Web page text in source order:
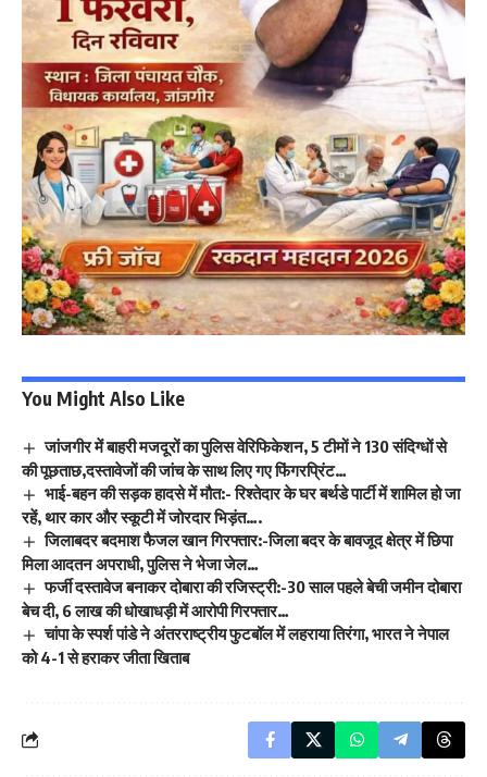
You Might Also Like
जांजगीर में बाहरी मजदूरों का पुलिस वेरिफिकेशन, 5 टीमों ने 130 संदिग्धों से
की पूछताछ,दस्तावेजों की जांच के साथ लिए गए फिंगरप्रिंट…
भाई-बहन की सड़क हादसे में मौत:- रिश्तेदार के घर बर्थडे पार्टी में शामिल हो जा
रहें, थार कार और स्कूटी में जोरदार भिड़ंत….
जिलाबदर बदमाश फैजल खान गिरफ्तार:-जिला बदर के बावजूद क्षेत्र में छिपा
मिला आदतन अपराधी, पुलिस ने भेजा जेल…
फर्जी दस्तावेज बनाकर दोबारा की रजिस्ट्री:-30 साल पहले बेची जमीन दोबारा
बेच दी, 6 लाख की धोखाधड़ी में आरोपी गिरफ्तार…
चांपा के स्पर्श पांडे ने अंतरराष्ट्रीय फुटबॉल में लहराया तिरंगा, भारत ने नेपाल
को 4-1 से हराकर जीता खिताब